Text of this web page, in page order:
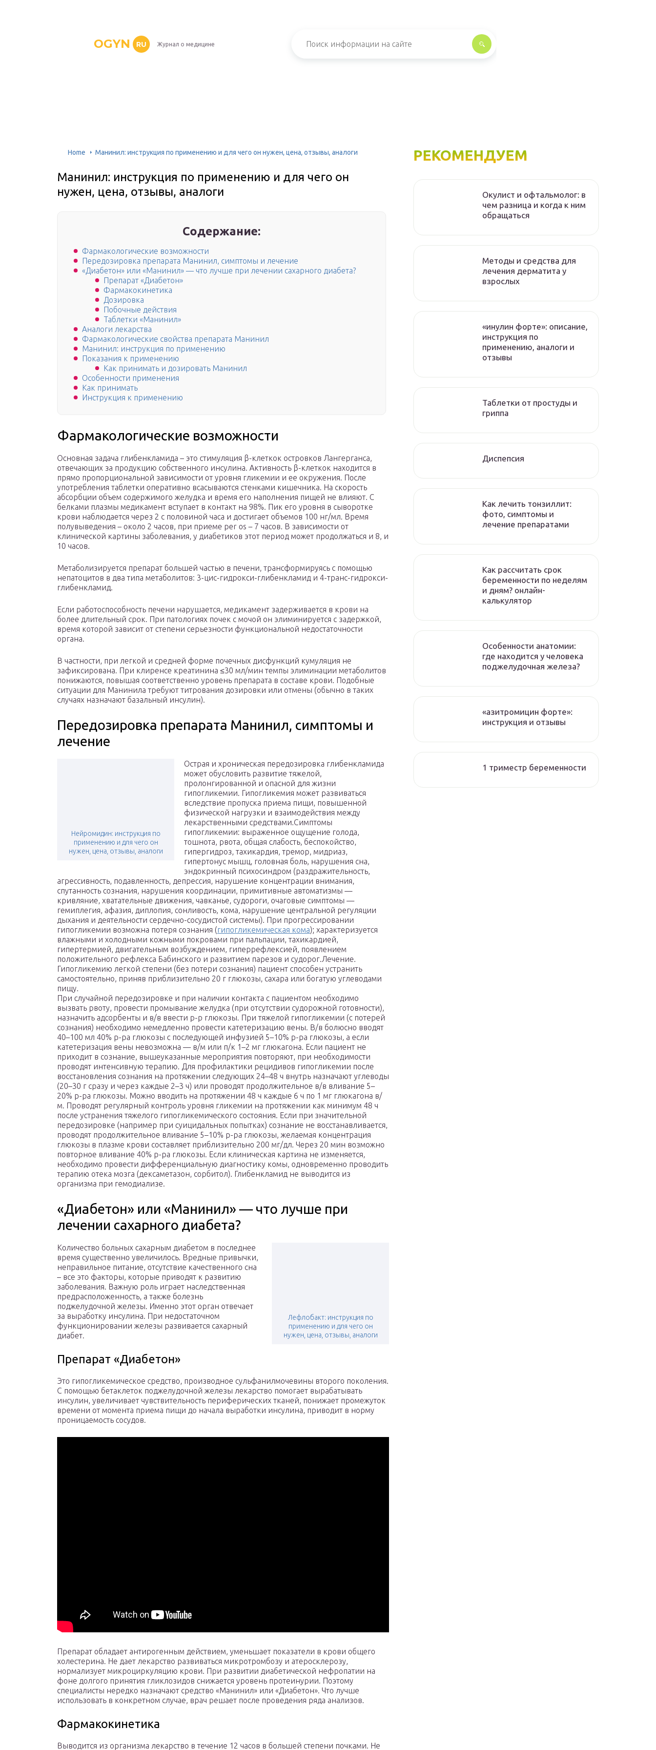
OGYN RU Журнал о медицине
Home Манинил: инструкция по применению и для чего он нужен, цена, отзывы, аналоги
Манинил: инструкция по применению и для чего он
нужен, цена, отзывы, аналоги
Содержание:
Фармакологические возможности
Передозировка препарата Манинил, симптомы и лечение
«Диабетон» или «Манинил» — что лучше при лечении сахарного диабета?
Препарат «Диабетон»
Фармакокинетика
Дозировка
Побочные действия
Таблетки «Манинил»
Аналоги лекарства
Фармакологические свойства препарата Манинил
Манинил: инструкция по применению
Показания к применению
Как принимать и дозировать Манинил
Особенности применения
Как принимать
Инструкция к применению
Фармакологические возможности
Основная задача глибенкламида – это стимуляция β-клеткок островков Лангерганса,
отвечающих за продукцию собственного инсулина. Активность β-клеткок находится в
прямо пропорциональной зависимости от уровня гликемии и ее окружения. После
употребления таблетки оперативно всасываются стенками кишечника. На скорость
абсорбции объем содержимого желудка и время его наполнения пищей не влияют. С
белками плазмы медикамент вступает в контакт на 98%. Пик его уровня в сыворотке
крови наблюдается через 2 с половиной часа и достигает объемов 100 нг/мл. Время
полувыведения – около 2 часов, при приеме per os – 7 часов. В зависимости от
клинической картины заболевания, у диабетиков этот период может продолжаться и 8, и
10 часов.
Метаболизируется препарат большей частью в печени, трансформируясь с помощью
непатоцитов в два типа метаболитов: 3-цис-гидрокси-глибенкламид и 4-транс-гидрокси-
глибенкламид.
Если работоспособность печени нарушается, медикамент задерживается в крови на
более длительный срок. При патологиях почек с мочой он элиминируется с задержкой,
время которой зависит от степени серьезности функциональной недостаточности
органа.
В частности, при легкой и средней форме почечных дисфункций кумуляция не
зафиксирована. При клиренсе креатинина ≤30 мл/мин темпы элиминации метаболитов
понижаются, повышая соответственно уровень препарата в составе крови. Подобные
ситуации для Манинила требуют титрования дозировки или отмены (обычно в таких
случаях назначают базальный инсулин).
Передозировка препарата Манинил, симптомы и
лечение
Нейромидин: инструкция по
применению и для чего он
нужен, цена, отзывы, аналоги
Острая и хроническая передозировка глибенкламида
может обусловить развитие тяжелой,
пролонгированной и опасной для жизни
гипогликемии. Гипогликемия может развиваться
вследствие пропуска приема пищи, повышенной
физической нагрузки и взаимодействия между
лекарственными средствами.Симптомы
гипогликемии: выраженное ощущение голода,
тошнота, рвота, общая слабость, беспокойство,
гипергидроз, тахикардия, тремор, мидриаз,
гипертонус мышц, головная боль, нарушения сна,
эндокринный психосиндром (раздражительность,
агрессивность, подавленность, депрессия, нарушение концентрации внимания,
спутанность сознания, нарушения координации, примитивные автоматизмы —
кривляние, хватательные движения, чавканье, судороги, очаговые симптомы —
гемиплегия, афазия, диплопия, сонливость, кома, нарушение центральной регуляции
дыхания и деятельности сердечно-сосудистой системы). При прогрессировании
гипогликемии возможна потеря сознания (гипогликемическая кома); характеризуется
влажными и холодными кожными покровами при пальпации, тахикардией,
гипертермией, двигательным возбуждением, гиперрефлексией, появлением
положительного рефлекса Бабинского и развитием парезов и судорог.Лечение.
Гипогликемию легкой степени (без потери сознания) пациент способен устранить
самостоятельно, приняв приблизительно 20 г глюкозы, сахара или богатую углеводами
пищу.
При случайной передозировке и при наличии контакта с пациентом необходимо
вызвать рвоту, провести промывание желудка (при отсутствии судорожной готовности),
назначить адсорбенты и в/в ввести р-р глюкозы. При тяжелой гипогликемии (с потерей
сознания) необходимо немедленно провести катетеризацию вены. В/в болюсно вводят
40–100 мл 40% р-ра глюкозы с последующей инфузией 5–10% р-ра глюкозы, а если
катетеризация вены невозможна — в/м или п/к 1–2 мг глюкагона. Если пациент не
приходит в сознание, вышеуказанные мероприятия повторяют, при необходимости
проводят интенсивную терапию. Для профилактики рецидивов гипогликемии после
восстановления сознания на протяжении следующих 24–48 ч внутрь назначают углеводы
(20–30 г сразу и через каждые 2–3 ч) или проводят продолжительное в/в вливание 5–
20% р-ра глюкозы. Можно вводить на протяжении 48 ч каждые 6 ч по 1 мг глюкагона в/
м. Проводят регулярный контроль уровня гликемии на протяжении как минимум 48 ч
после устранения тяжелого гипогликемического состояния. Если при значительной
передозировке (например при суицидальных попытках) сознание не восстанавливается,
проводят продолжительное вливание 5–10% р-ра глюкозы, желаемая концентрация
глюкозы в плазме крови составляет приблизительно 200 мг/дл. Через 20 мин возможно
повторное вливание 40% р-ра глюкозы. Если клиническая картина не изменяется,
необходимо провести дифференциальную диагностику комы, одновременно проводить
терапию отека мозга (дексаметазон, сорбитол). Глибенкламид не выводится из
организма при гемодиализе.
«Диабетон» или «Манинил» — что лучше при
лечении сахарного диабета?
Лефлобакт: инструкция по
применению и для чего он
нужен, цена, отзывы, аналоги
Количество больных сахарным диабетом в последнее
время существенно увеличилось. Вредные привычки,
неправильное питание, отсутствие качественного сна
– все это факторы, которые приводят к развитию
заболевания. Важную роль играет наследственная
предрасположенность, а также болезнь
поджелудочной железы. Именно этот орган отвечает
за выработку инсулина. При недостаточном
функционировании железы развивается сахарный
диабет.
Препарат «Диабетон»
Это гипогликемическое средство, производное сульфанилмочевины второго поколения.
С помощью бетаклеток поджелудочной железы лекарство помогает вырабатывать
инсулин, увеличивает чувствительность периферических тканей, понижает промежуток
времени от момента приема пищи до начала выработки инсулина, приводит в норму
проницаемость сосудов.
Препарат обладает антирогенным действием, уменьшает показатели в крови общего
холестерина. Не дает лекарство развиваться микротромбозу и атеросклерозу,
нормализует микроциркуляцию крови. При развитии диабетической нефропатии на
фоне долгого принятия гликлозидов снижается уровень протеинурии. Поэтому
специалисты нередко назначают средство «Манинил» или «Диабетон». Что лучше
использовать в конкретном случае, врач решает после проведения ряда анализов.
Фармакокинетика
Выводится из организма лекарство в течение 12 часов в большей степени почками. Не
РЕКОМЕНДУЕМ
Окулист и офтальмолог: в
чем разница и когда к ним
обращаться
Методы и средства для
лечения дерматита у
взрослых
«инулин форте»: описание,
инструкция по
применению, аналоги и
отзывы
Таблетки от простуды и
гриппа
Диспепсия
Как лечить тонзиллит:
фото, симптомы и
лечение препаратами
Как рассчитать срок
беременности по неделям
и дням? онлайн-
калькулятор
Особенности анатомии:
где находится у человека
поджелудочная железа?
«азитромицин форте»:
инструкция и отзывы
1 триместр беременности